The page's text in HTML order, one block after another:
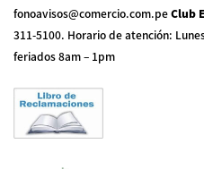
fonoavisos@comercio.com.peClub
311-5100. Horario de atención:
feriados 8am – 1pm